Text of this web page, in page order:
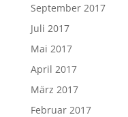
September 2017
Juli 2017
Mai 2017
April 2017
März 2017
Februar 2017